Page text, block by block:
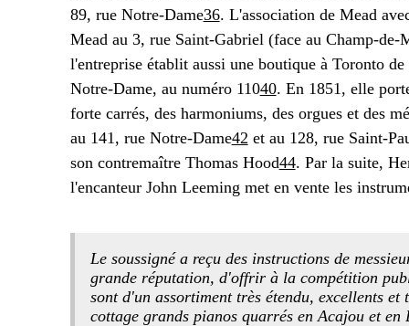
89, rue Notre-Dame36. L'association de Mead
Mead au 3, rue Saint-Gabriel (face au Champ-
l'entreprise établit aussi une boutique à Toronto de
Notre-Dame, au numéro 11040. En 1851, elle
forte carrés, des harmoniums, des orgues et des
au 141, rue Notre-Dame42 et au 128, rue Saint-
son contremaître Thomas Hood44. Par la suite,
l'encanteur John Leeming met en vente les
Le soussigné a reçu des instructions de
grande réputation, d'offrir à la compétition
sont d'un assortiment très étendu, excellents
cottage grands pianos quarrés en Acajou et en